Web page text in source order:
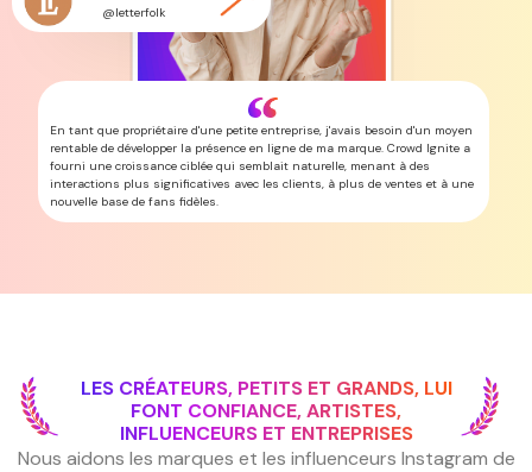
@letterfolk
En tant que propriétaire d'une petite entreprise, j'avais besoin d'un moyen
rentable de développer la présence en ligne de ma marque. Crowd Ignite a
fourni une croissance ciblée qui semblait naturelle, menant à des
interactions plus significatives avec les clients, à plus de ventes et à une
nouvelle base de fans fidèles.
LES CRÉATEURS, PETITS ET GRANDS, LUI
FONT CONFIANCE, ARTISTES,
INFLUENCEURS ET ENTREPRISES
Nous aidons les marques et les influenceurs Instagram de